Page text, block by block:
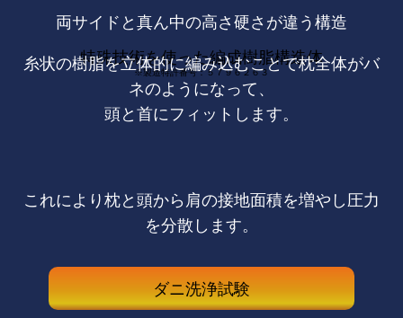
両サイドと真ん中の高さ硬さが違う構造
特殊技術を使った編成樹脂構造体
※製造特許番号：５７９６２６３
糸状の樹脂を立体的に編み込むことで枕全体がバ
ネのようになって、
頭と首にフィットします。
これにより枕と頭から肩の接地面積を増やし圧力
を分散します。
ダニ洗浄試験